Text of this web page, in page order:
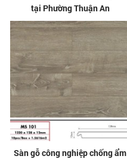
tại Phường Thuận An
Sàn gỗ công nghiệp chống ẩm